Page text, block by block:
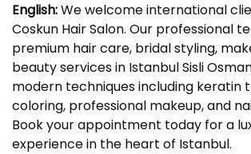
English:We welcome international
Coskun Hair Salon. Our professional
premium hair care, bridal styling,
beauty services in Istanbul Sisli
modern techniques including keratin
coloring, professional makeup, and
Book your appointment today for a
experience in the heart of Istanbul.